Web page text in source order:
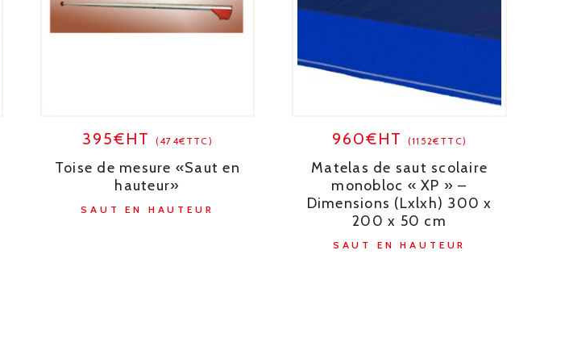
395€HT (474€TTC)
Toise de mesure «Saut en
hauteur»
SAUT EN HAUTEUR
960€HT(1152€TTC)
Matelas de saut scolaire
monobloc « XP » –
Dimensions (Lxlxh) 300 x
200 x 50 cm
SAUT EN HAUTEUR